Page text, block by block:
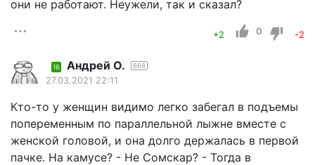
они не работают. Неужели, так и сказал?
+2 0 -2
16 Андрей О. 666
27.03.2021 22:11
Кто-то у женщин видимо легко забегал в подъемы
попеременным по параллельной лыжне вместе с
женской головой, и она долго держалась в первой
пачке. На камусе? - Не Сомскар? - Тогда в